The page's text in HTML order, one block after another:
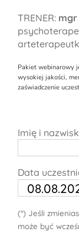
TRENER: mgr
Pakiet webinarowy
wysokiej jakości,
zaświadczenie
Imię i
Data
(*) Jeśli
może być